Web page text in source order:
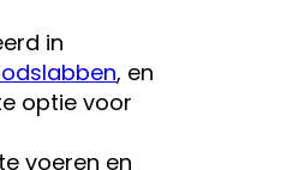
in
, en
optie voor
voeren en